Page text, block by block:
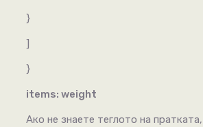
}
]
}
items: weight
Ако не знаете теглото на